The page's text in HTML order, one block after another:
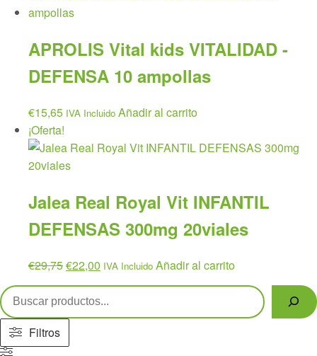
APROLIS Vital kids VITALIDAD -
DEFENSA 10 ampollas
€15,65 IVA Incluido Añadir al carrito
¡Oferta!
Jalea Real Royal Vit INFANTIL
DEFENSAS 300mg 20viales
€29,75El
precio
original
era:
€22,00 El
precio
actual
es:
IVA Incluido Añadir al carrito
Buscar
Filtros